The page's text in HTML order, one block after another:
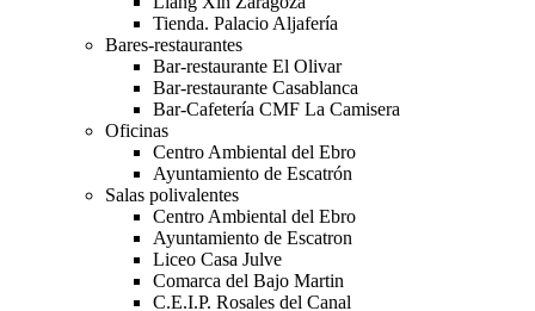
Tienda. Palacio Aljafería
Bares-restaurantes
Bar-restaurante El Olivar
Bar-restaurante Casablanca
Bar-Cafetería CMF La Camisera
Oficinas
Centro Ambiental del Ebro
Ayuntamiento de Escatrón
Salas polivalentes
Centro Ambiental del Ebro
Ayuntamiento de Escatron
Liceo Casa Julve
Comarca del Bajo Martin
C.E.I.P. Rosales del Canal